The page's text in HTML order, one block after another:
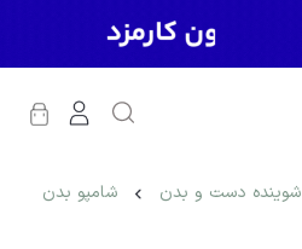
شوینده دست و بدن
شامپو بدن